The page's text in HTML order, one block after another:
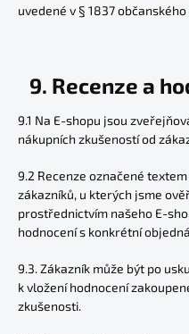
uvedené v § 1837
9. Recenze a
9.1 Na E-shopu jsou
nákupních zkušeností od
9.2 Recenze označené
zákazníků, u kterých jsme
prostřednictvím našeho E-
hodnocení s konkrétní
9.3. Zákazník může být po
k vložení hodnocení
zkušenosti.